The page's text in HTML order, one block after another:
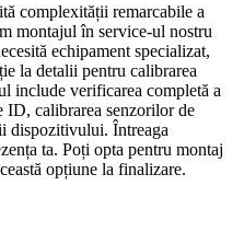
complexității remarcabile a
montajul în service-ul nostru
echipament specializat,
la detalii pentru calibrarea
include verificarea completă a
ID, calibrarea senzorilor de
dispozitivului. Întreaga
ta. Poți opta pentru montaj
opțiune la finalizare.